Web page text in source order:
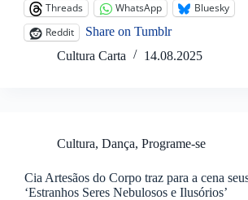
Threads
WhatsApp
Bluesky
Reddit
Share on Tumblr
Cultura Carta
14.08.2025
Cultura, Dança, Programe-se
Cia Artesãos do Corpo traz para a cena
‘Estranhos Seres Nebulosos e Ilusórios’